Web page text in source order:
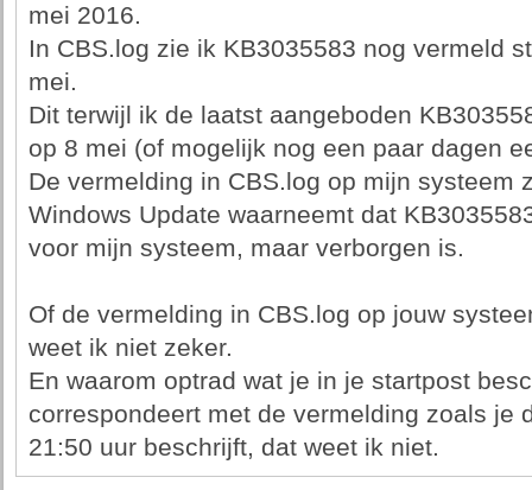
mei 2016.
In CBS.log zie ik KB3035583 nog vermeld
mei.
Dit terwijl ik de laatst aangeboden
op 8 mei (of mogelijk nog een paar dagen
De vermelding in CBS.log op mijn systeem
Windows Update waarneemt dat
voor mijn systeem, maar verborgen is.
Of de vermelding in CBS.log op jouw
weet ik niet zeker.
En waarom optrad wat je in je startpost
correspondeert met de vermelding zoals je
21:50 uur beschrijft, dat weet ik niet.